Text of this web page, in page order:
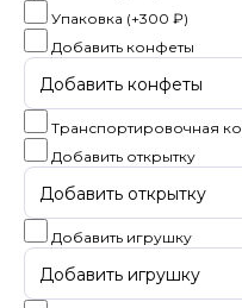
Упаковка (+300 ₽)
Добавить конфеты
Транспортировочная
Добавить открытку
Добавить игрушку